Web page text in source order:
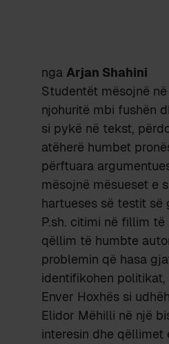
nga Arjan Shahini
Studentët mësojnë
njohuritë mbi fushën
si pykë në tekst,
atëherë humbet
përftuara
mësojnë mësueset e
hartueses së testit së
P.sh. citimi në fillim
qëllim të humbte
problemin që hasa
identifikohen
Enver Hoxhës si
Elidor Mëhilli në një
interesin dhe qëllimet